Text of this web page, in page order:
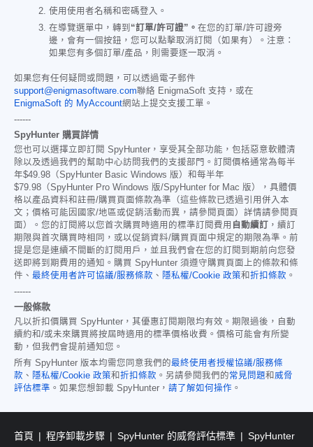
使用使用者名稱和密碼登入。
在導覽選單中，轉到 “訂單/許可證”。 在您的訂單/許可證旁
邊，會有一個按鈕，您可以點擊取消訂閱（如果有）。注意：
如果您有多個訂單/產品，則需要逐一取消。
如果您有任何疑問或問題，可以透過電子郵件
support@enigmasoftware.com聯絡 EnigmaSoft 支持，或在
EnigmaSoft 的 MyAccount網站上提交支援工單。
------
SpyHunter 購買詳情
您也可以選擇立即訂閱 SpyHunter，享受其全部功能，包括惡意軟體清
除以及透過我們的幫助中心訪問我們的支援部門。訂閱價格通常為每半
年$49.98 （SpyHunter Basic Windows 版）和每半年
$79.98 （SpyHunter Pro Windows 版/SpyHunter for Mac 版），具體價
格以產品資料和註冊/購買頁面條款為準（這些條款已透過引用併入本
文；價格可能因國家/地區或促銷活動而異，請參閱頁面）詳情請參閱頁
面）。您的訂閱將以您首次購買時適用的標準訂閱費用 自動續訂
，續訂
期限與首次購買時相同，或以促銷資料/購買頁面中規定的期限為準。前
提是您是連續不間斷的訂閱用戶，並且我們會在您的訂閱到期前向您發
送即將到期費用的通知。購買 SpyHunter 須遵守購買頁面上的條款和條
件、 最終使用者許可協議/服務條款 、 隱私權/Cookie 政策和折扣條款 。
------
一般條款
凡以折扣價購買 SpyHunter，其優惠訂閱期限均有效。期限過後，自動
續約和/或未來購買將按屆時適用的標準價格收費。價格可能會有所變
動，但我們會提前通知您。
所有 SpyHunter 版本均需您同意我們的最終使用者授權協議/服務條
款 、 隱私權/Cookie 政策和折扣條款 。另請參閱我們的常見問題和威脅
評估標準 。如果您想卸載 SpyHunter， 請了解如何操作 。
首頁 程序卸載步驟 SpyHunter 的威脅評估標準 SpyHunter